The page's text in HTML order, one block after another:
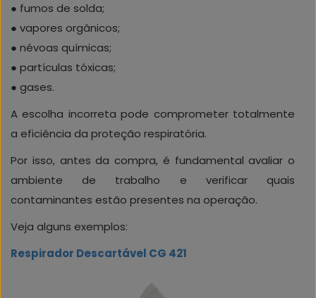
● fumos de solda;
● vapores orgânicos;
● névoas químicas;
● partículas tóxicas;
● gases.
A escolha incorreta pode comprometer totalmente
a eficiência da proteção respiratória.
Por isso, antes da compra, é fundamental avaliar o
ambiente de trabalho e verificar quais
contaminantes estão presentes na operação.
Veja alguns exemplos:
Respirador Descartável CG 421